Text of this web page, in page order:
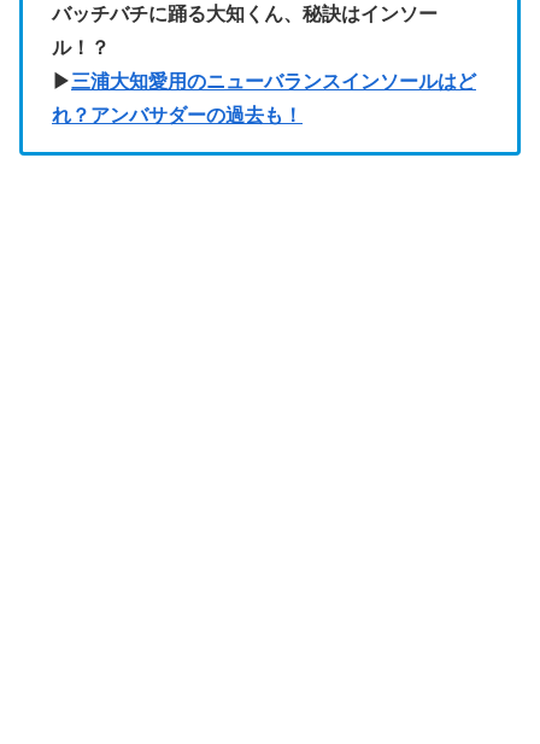
バッチバチに踊る大知くん、秘訣はインソー
ル！？
▶︎三浦大知愛用のニューバランスインソールはど
れ？アンバサダーの過去も！